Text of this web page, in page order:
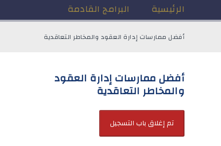
الرئيسية البرامج القادمة
أفضل ممارسات إدارة العقود والمخاطر التعاقدية
أفضل ممارسات إدارة العقود
والمخاطر التعاقدية